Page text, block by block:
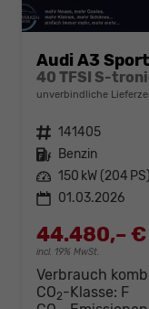
Audi A3
40 TFSI S-
unverbindliche
Fahrzeugnr. 141405
Kraftstoff Benzin
Leistung 150 kW (204 PS)
01.03.2026
44.480,– €
incl. 19% MwSt.
Verbrauch
CO2-Klasse: F